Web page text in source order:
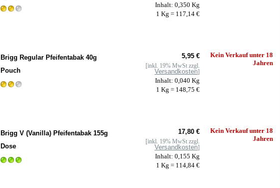
Inhalt: 0,350 Kg
1 Kg = 117,14 €
Brigg Regular Pfeifentabak 40g
Pouch
5,95 €
[inkl. 19% MwSt zzgl.
Versandkosten]
Inhalt: 0,040 Kg
1 Kg = 148,75 €
Kein Verkauf unter 18
Jahren
Brigg V (Vanilla) Pfeifentabak 155g
Dose
17,80 €
[inkl. 19% MwSt zzgl.
Versandkosten]
Inhalt: 0,155 Kg
1 Kg = 114,84 €
Kein Verkauf unter 18
Jahren